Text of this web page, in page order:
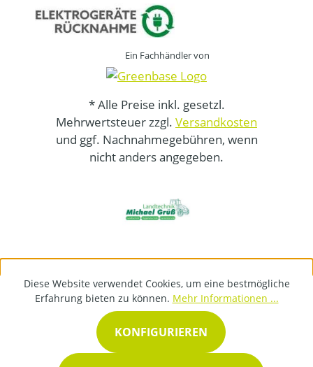
Ein Fachhändler von
* Alle Preise inkl. gesetzl.
Mehrwertsteuer zzgl. Versandkosten
und ggf. Nachnahmegebühren, wenn
nicht anders angegeben.
Diese Website verwendet Cookies, um eine bestmögliche
Erfahrung bieten zu können. Mehr Informationen ...
KONFIGURIEREN